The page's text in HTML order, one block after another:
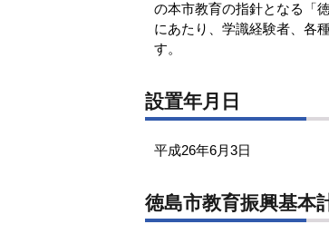
の本市教育の指針となる「
にあたり、学識経験者、各
す。
設置年月日
平成26年6月3日
徳島市教育振興基本